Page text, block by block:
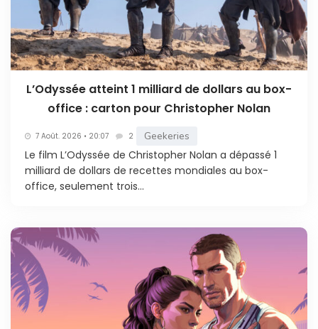
L’Odyssée atteint 1 milliard de dollars au box-
office : carton pour Christopher Nolan
7 Août. 2026 • 20:07 2 Geekeries
Le film L’Odyssée de Christopher Nolan a dépassé 1
milliard de dollars de recettes mondiales au box-
office, seulement trois...